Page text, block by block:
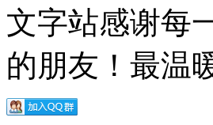
文字站感谢每
的朋友！最温